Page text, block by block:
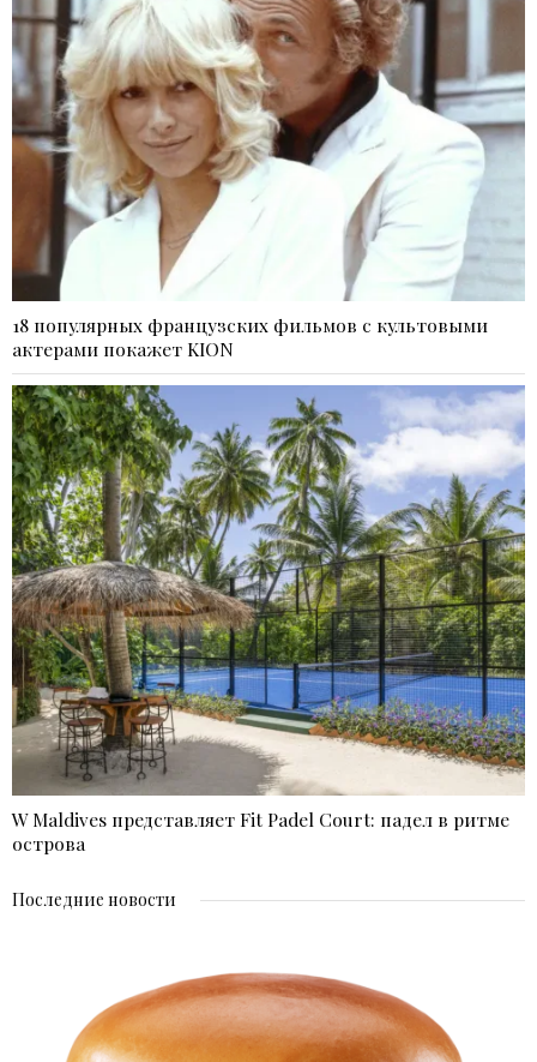
18 популярных французских фильмов с культовыми
актерами покажет KION
W Maldives представляет Fit Padel Court: падел в ритме
острова
Последние новости